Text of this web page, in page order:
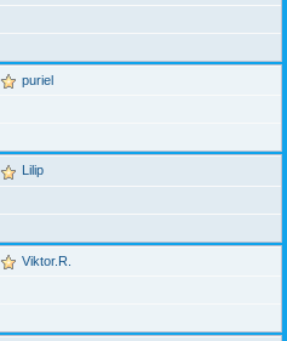
puriel
Lilip
Viktor.R.